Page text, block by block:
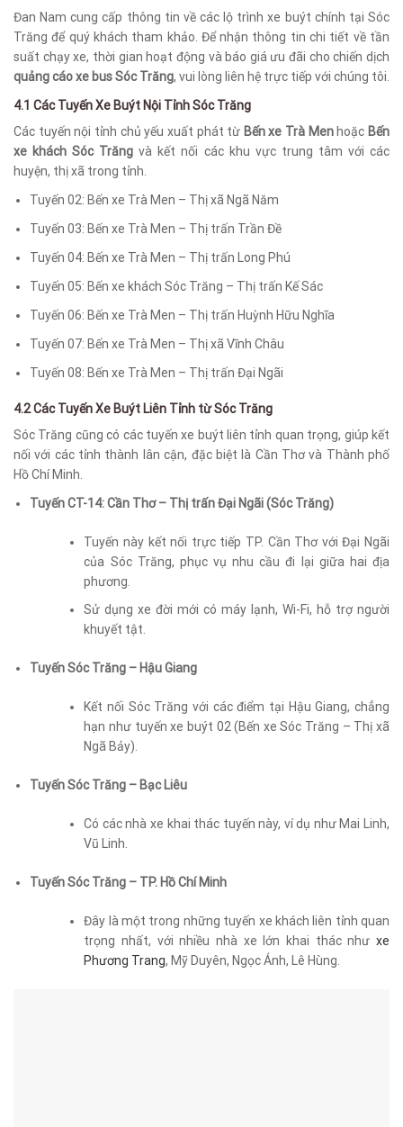
Đan Nam cung cấp thông tin về các lộ trình xe buýt chính tại Sóc
Trăng để quý khách tham khảo. Để nhận thông tin chi tiết về tần
suất chạy xe, thời gian hoạt động và báo giá ưu đãi cho chiến dịch
quảng cáo xe bus Sóc Trăng, vui lòng liên hệ trực tiếp với chúng tôi.
4.1 Các Tuyến Xe Buýt Nội Tỉnh Sóc Trăng
Các tuyến nội tỉnh chủ yếu xuất phát từ Bến xe Trà Menhoặc Bến
xe khách Sóc Trăng và kết nối các khu vực trung tâm với các
huyện, thị xã trong tỉnh.
Tuyến 02: Bến xe Trà Men – Thị xã Ngã Năm
Tuyến 03: Bến xe Trà Men – Thị trấn Trần Đề
Tuyến 04: Bến xe Trà Men – Thị trấn
Long Phú
Tuyến 05: Bến xe khách Sóc Trăng – Thị trấn Kế Sác
Tuyến06: Bến xe Trà Men – Thị trấn Huỳnh Hữu Nghĩa
Tuyến 07: Bến xe Trà Men – Thị xã Vĩnh Châu
Tuyến 08: Bến xe Trà Men – Thị trấnĐại Ngãi
4.2 Các Tuyến Xe Buýt Liên Tỉnh từ Sóc Trăng
Sóc Trăng cũng có các tuyến xe buýt liên tỉnh quan trọng, giúp kết
nối với các tỉnh thành lân cận, đặc biệt là Cần Thơ và Thành phố
Hồ Chí Minh.
Tuyến CT-14: Cần Thơ – Thị trấn Đại Ngãi (Sóc Trăng)
Tuyến này kết nối trực tiếp TP. Cần Thơ với Đại Ngãi
của Sóc Trăng, phục vụ nhu cầu đi lại giữa hai địa
phương.
Sử dụng xe đời mới có máy lạnh, Wi-Fi, hỗ trợ người
khuyết tật.
Tuyến Sóc Trăng – Hậu Giang
Kết nối Sóc Trăng với các điểm tại Hậu Giang, chẳng
hạn như tuyến xe buýt 02 (Bến xe Sóc Trăng – Thị xã
Ngã Bảy).
Tuyến Sóc Trăng – Bạc Liêu
Có các nhà xe khai thác tuyến này, ví dụ như Mai Linh,
Vũ Linh.
Tuyến Sóc Trăng – TP. Hồ Chí Minh
Đây là một trong những tuyến xe khách liên tỉnh quan
trọng nhất, với nhiều nhà xe lớn khai thác như xe
Phương Trang, Mỹ Duyên, Ngọc Ánh, Lê Hùng.